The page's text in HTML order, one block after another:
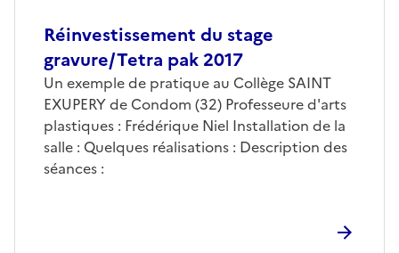
Réinvestissement du stage
gravure/Tetra pak 2017
Un exemple de pratique au Collège SAINT
EXUPERY de Condom (32) Professeure d'arts
plastiques : Frédérique Niel Installation de la
salle : Quelques réalisations : Description des
séances :